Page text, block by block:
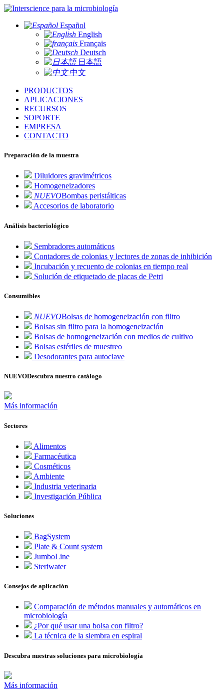
para la microbiología
Español
English
Français
Deutsch
日本語
中文
PRODUCTOS
APLICACIONES
RECURSOS
SOPORTE
EMPRESA
CONTACTO
Preparación de la muestra
Diluidores gravimétricos
Homogeneizadores
NUEVOBombas peristálticas
Accesorios de laboratorio
Análisis bacteriológico
Sembradores automáticos
Contadores de colonias y lectores de zonas de inhibición
Incubación y recuento de colonias en tiempo real
Solución de etiquetado de placas de Petri
Consumibles
NUEVOBolsas de homogeneización con filtro
Bolsas sin filtro para la homogeneización
Bolsas de homogeneización con medios de cultivo
Bolsas estériles de muestreo
Desodorantes para autoclave
NUEVODescubra nuestro catálogo
Más información
Sectores
Alimentos
Farmacéutica
Cosméticos
Ambiente
Industria veterinaria
Investigación Pública
Soluciones
BagSystem
Plate & Count system
JumboLine
Steriwater
Consejos de aplicación
Comparación de métodos manuales y automáticos en
microbiología
¿Por qué usar una bolsa con filtro?
La técnica de la siembra en espiral
Descubra nuestras soluciones para microbiología
Más información